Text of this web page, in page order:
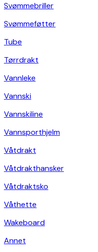
Svømmebriller
Svømmeføtter
Tube
Tørrdrakt
Vannleke
Vannski
Vannskiline
Vannsporthjelm
Våtdrakt
Våtdrakthansker
Våtdraktsko
Våthette
Wakeboard
Annet